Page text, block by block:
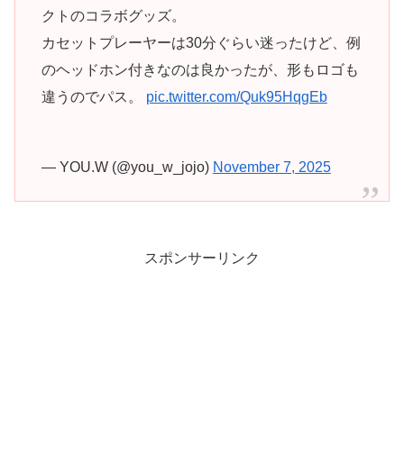
クトのコラボグッズ。
カセットプレーヤーは30分ぐらい迷ったけど、例
のヘッドホン付きなのは良かったが、形もロゴも
違うのでパス。 pic.twitter.com/Quk95HqgEb
— YOU.W (@you_w_jojo) November 7, 2025
スポンサーリンク